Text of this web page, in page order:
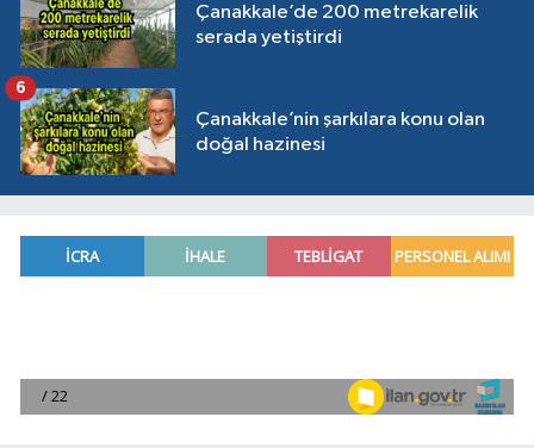
Çanakkale’de 200 metrekarelik
serada yetiştirdi
Çanakkale’nin şarkılara konu olan
doğal hazinesi
6